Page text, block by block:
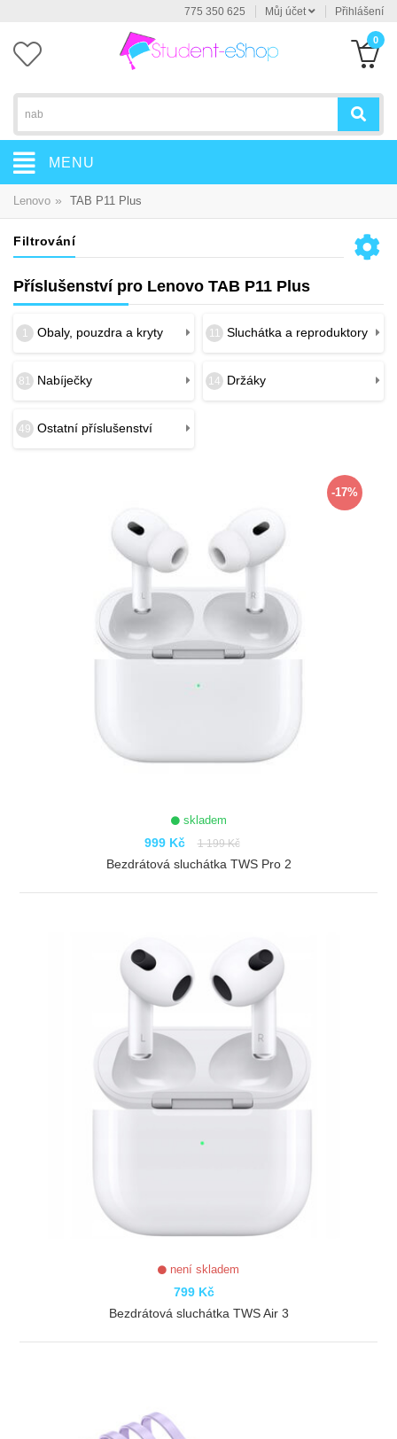
775 350 625 Můj účet Přihlášení
0
MENU
Lenovo » TAB P11 Plus
Filtrování
Příslušenství pro Lenovo TAB P11 Plus
1 Obaly, pouzdra a kryty 11 Sluchátka a reproduktory
81 Nabíječky 14 Držáky
49 Ostatní příslušenství
-17%
skladem
999 Kč 1 199 Kč
Bezdrátová sluchátka TWS Pro 2
není skladem
799 Kč
Bezdrátová sluchátka TWS Air 3